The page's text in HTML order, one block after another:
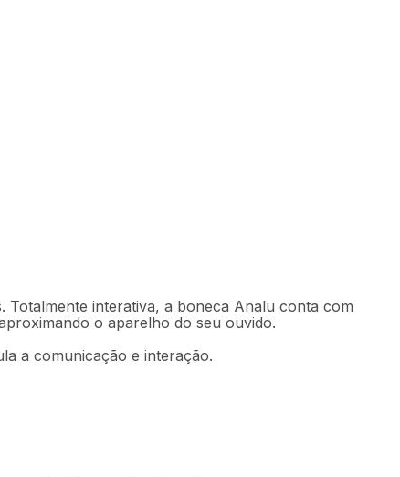
Totalmente interativa, a boneca Analu conta com
o aparelho do seu ouvido.
a comunicação e interação.